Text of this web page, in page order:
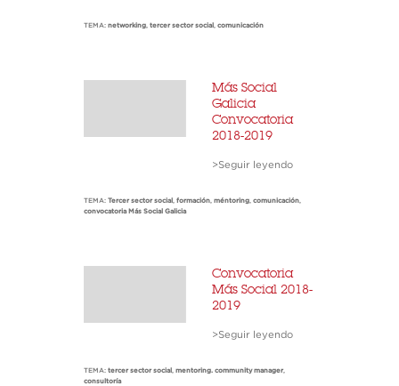
TEMA: networking, tercer sector social , comunicación
Más Social
Galicia
Convocatoria
2018-2019
>Seguir leyendo
TEMA: Tercer sector social , formación, méntoring, comunicación,
convocatoria Más Social Galicia
Convocatoria
Más Social 2018-
2019
>Seguir leyendo
TEMA: tercer sector social , mentoring. community manager,
consultoría